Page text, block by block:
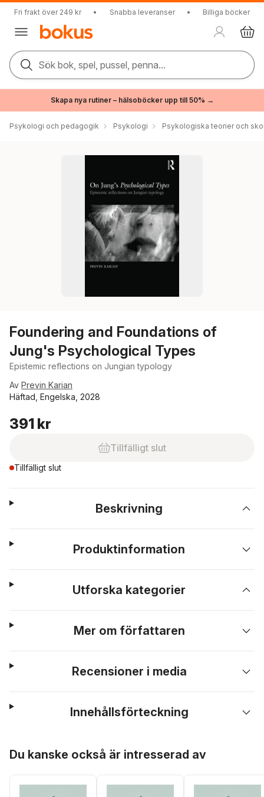
Fri frakt över 249 kr • Snabba leveranser • Billiga böcker
Sök bok, spel, pussel, penna...
Skapa nya rutiner – hälsoböcker upp till 50% →
Psykologi och pedagogik Psykologi Psykologiska teorier och
Foundering and Foundations of
Jung's Psychological Types
Epistemic reflections on Jungian typology
Av Previn Karian
Häftad, Engelska, 2028
391 kr
Tillfälligt slut
Tillfälligt slut
Beskrivning
Produktinformation
Utforska kategorier
Mer om författaren
Recensioner i media
Innehållsförteckning
Du kanske också är intresserad av